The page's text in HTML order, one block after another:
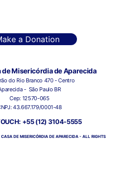
a Donation
de Misericórdia de Aparecida
do Rio Branco 470 - Centro
-  São Paulo BR
Cep: 12570-065
43.667.179/0001-48
+55 (12) 3104-5555
DE MISERICÓRDIA DE APARECIDA - ALL RIGHTS